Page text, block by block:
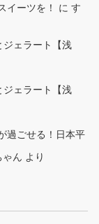
イーツを！
に す
ェラート【浅
ェラート【浅
過ごせる！日本平
ゃん より